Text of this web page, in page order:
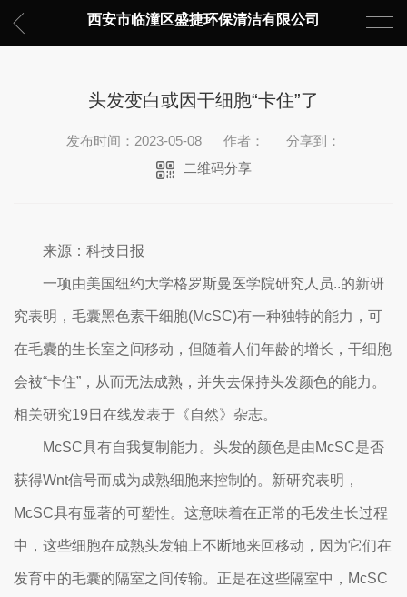
西安市临潼区盛捷环保清洁有限公司
头发变白或因干细胞“卡住”了
发布时间：2023-05-08 作者：
分享到：
二维码分享
来源：科技日报
一项由美国纽约大学格罗斯曼医学院研究人员..的新研
究表明，毛囊黑色素干细胞(McSC)有一种独特的能力，可
在毛囊的生长室之间移动，但随着人们年龄的增长，干细胞
会被“卡住”，从而无法成熟，并失去保持头发颜色的能力。
相关研究19日在线发表于《自然》杂志。
McSC具有自我复制能力。头发的颜色是由McSC是否
获得Wnt信号而成为成熟细胞来控制的。新研究表明，
McSC具有显著的可塑性。这意味着在正常的毛发生长过程
中，这些细胞在成熟头发轴上不断地来回移动，因为它们在
发育中的毛囊的隔室之间传输。正是在这些隔室中，McSC